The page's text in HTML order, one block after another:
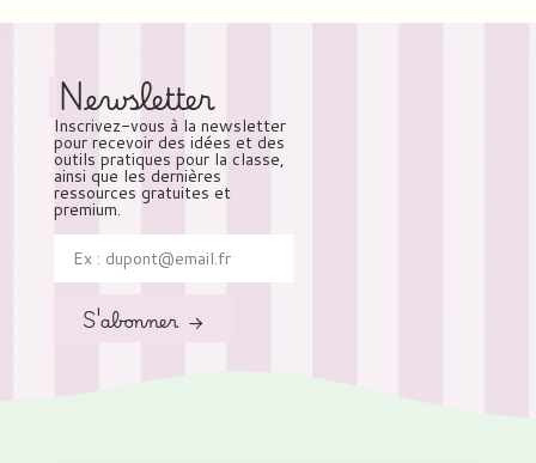
Newsletter
Inscrivez-vous à la newsletter
pour recevoir des idées et des
outils pratiques pour la classe,
ainsi que les dernières
ressources gratuites et
premium.
S'abonner →